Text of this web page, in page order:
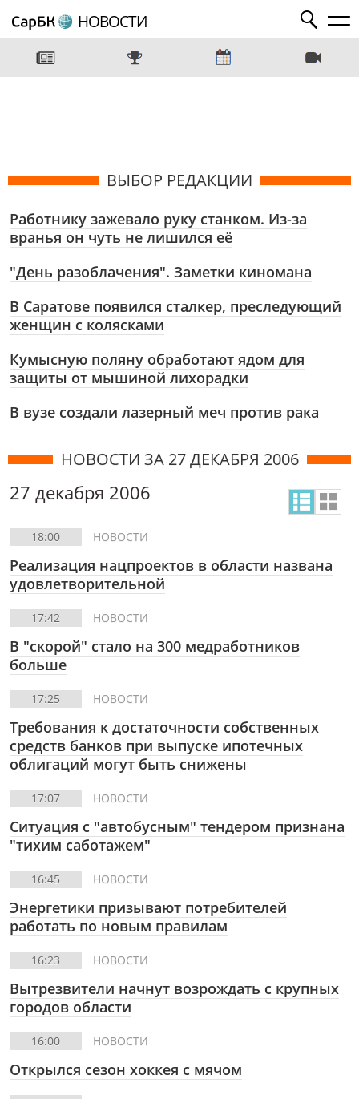
НОВОСТИ
ВЫБОР РЕДАКЦИИ
Работнику зажевало руку станком. Из-за
вранья он чуть не лишился её
"День разоблачения". Заметки киномана
В Саратове появился сталкер, преследующий
женщин с колясками
Кумысную поляну обработают ядом для
защиты от мышиной лихорадки
В вузе создали лазерный меч против рака
НОВОСТИ ЗА 27 ДЕКАБРЯ 2006
27 декабря 2006
18:00 НОВОСТИ
Реализация нацпроектов в области названа
удовлетворительной
17:42 НОВОСТИ
В "скорой" стало на 300 медработников
больше
17:25 НОВОСТИ
Требования к достаточности собственных
средств банков при выпуске ипотечных
облигаций могут быть снижены
17:07 НОВОСТИ
Ситуация с "автобусным" тендером признана
"тихим саботажем"
16:45 НОВОСТИ
Энергетики призывают потребителей
работать по новым правилам
16:23 НОВОСТИ
Вытрезвители начнут возрождать с крупных
городов области
16:00 НОВОСТИ
Открылся сезон хоккея с мячом